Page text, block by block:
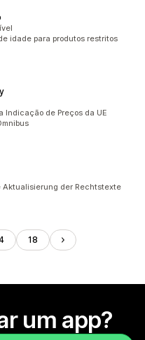
idade para produtos restritos
Indicação de Preços da UE
der Rechtstexte
18
um app?